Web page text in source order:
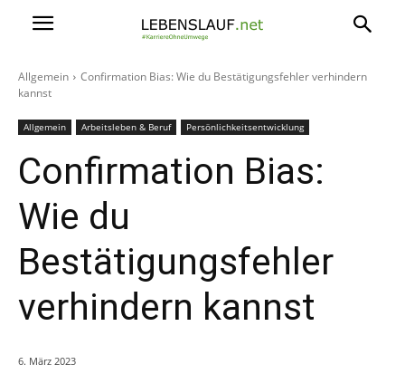
Allgemein
Confirmation Bias: Wie du Bestätigungsfehler verhindern
kannst
Allgemein Arbeitsleben & Beruf Persönlichkeitsentwicklung
Confirmation Bias:
Wie du
Bestätigungsfehler
verhindern kannst
6. März 2023